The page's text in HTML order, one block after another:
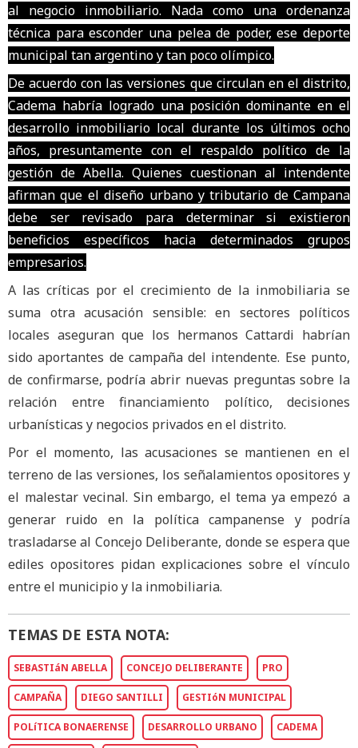
al negocio inmobiliario. Nada como una ordenanza
técnica para esconder una pelea de poder, ese deporte
municipal tan argentino y tan poco olímpico.
De acuerdo con las versiones que circulan en el distrito,
Cadema habría logrado una posición dominante en el
desarrollo inmobiliario local durante los últimos ocho
años, presuntamente con el respaldo político de la
gestión de Abella. Quienes cuestionan al intendente
afirman que el diseño urbano y tributario de Campana
debe ser revisado para determinar si existieron
beneficios específicos hacia determinados grupos
empresarios.
A las críticas por el crecimiento de la inmobiliaria se
suma otra acusación sensible: en sectores políticos
locales aseguran que los hermanos Cattardi habrían
sido aportantes de campaña del intendente. Ese punto,
de confirmarse, podría abrir nuevas preguntas sobre la
relación entre financiamiento político, decisiones
urbanísticas y negocios privados en el distrito.
Por el momento, las acusaciones se mantienen en el
terreno de las versiones, los señalamientos opositores y
el malestar vecinal. Sin embargo, el tema ya empezó a
generar ruido en la política campanense y podría
trasladarse al Concejo Deliberante, donde se espera que
ediles opositores pidan explicaciones sobre el vínculo
entre el municipio y la inmobiliaria.
TEMAS DE ESTA NOTA:
SEBASTIáN ABELLA CONCEJO DELIBERANTE PRO
CAMPAÑA DIEGO SANTILLI GESTIóN MUNICIPAL
POLíTICA BONAERENSE DESARROLLO URBANO CADEMA